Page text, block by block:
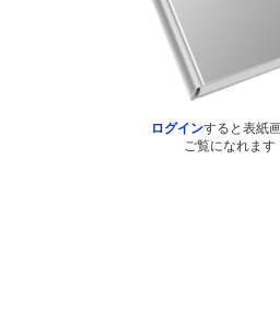
ログインすると表紙
ご覧になれます